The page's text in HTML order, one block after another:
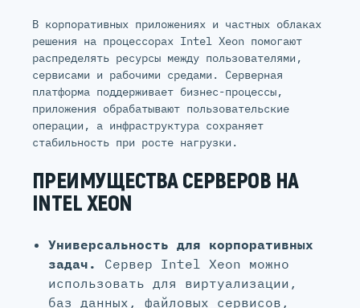
В корпоративных приложениях и частных облаках
решения на процессорах Intel Xeon помогают
распределять ресурсы между пользователями,
сервисами и рабочими средами. Серверная
платформа поддерживает бизнес-процессы,
приложения обрабатывают пользовательские
операции, а инфраструктура сохраняет
стабильность при росте нагрузки.
ПРЕИМУЩЕСТВА СЕРВЕРОВ НА
INTEL XEON
Универсальность для корпоративных
задач.
Сервер Intel Xeon можно
использовать для виртуализации,
баз данных, файловых сервисов,